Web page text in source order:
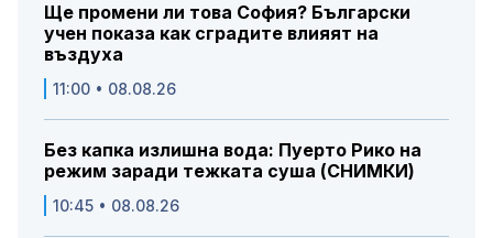
Ще промени ли това София? Български
учен показа как сградите влияят на
въздуха
11:00 • 08.08.26
Без капка излишна вода: Пуерто Рико на
режим заради тежката суша (СНИМКИ)
10:45 • 08.08.26